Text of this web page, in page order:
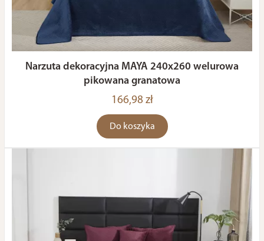
Narzuta dekoracyjna MAYA 240x260 welurowa
pikowana granatowa
166,98 zł
Do koszyka